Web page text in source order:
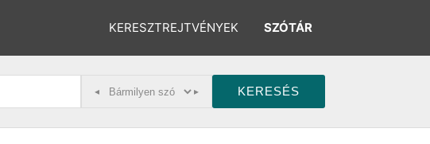
KERESZTREJTVÉNYEK SZÓTÁR
◂ ▸